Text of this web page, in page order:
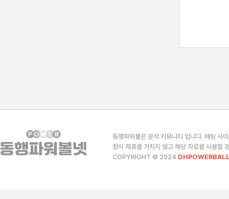
동행파워볼은 분석 커뮤니티 입니다. 배팅 사
정식 제휴를 거치지 않고 해당 자료를 사용할
COPYRIGHT © 2024